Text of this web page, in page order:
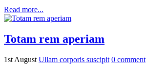
Read more...
Totam rem aperiam
1st August Ullam corporis suscipit 0 comment